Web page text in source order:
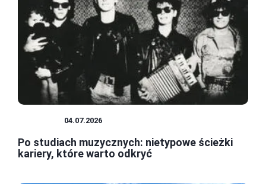
04.07.2026
Po studiach muzycznych: nietypowe ścieżki
kariery, które warto odkryć